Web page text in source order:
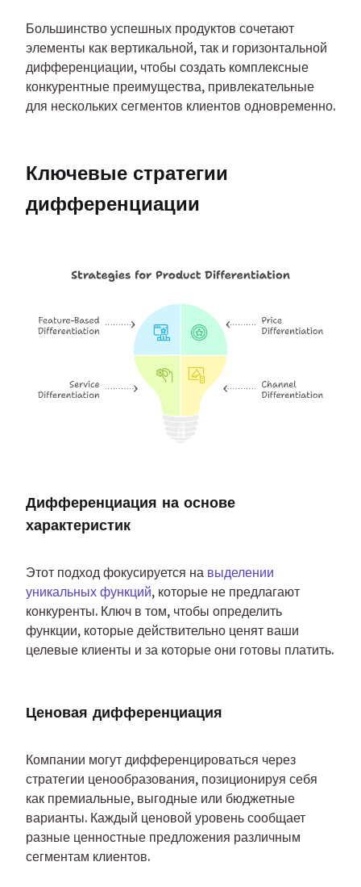
Большинство успешных продуктов сочетают
элементы как вертикальной, так и горизонтальной
дифференциации, чтобы создать комплексные
конкурентные преимущества, привлекательные
для нескольких сегментов клиентов одновременно.
Ключевые стратегии
дифференциации
Дифференциация на основе
характеристик
Этот подход фокусируется на выделении
уникальных функций, которые не предлагают
конкуренты. Ключ в том, чтобы определить
функции, которые действительно ценят ваши
целевые клиенты и за которые они готовы платить.
Ценовая дифференциация
Компании могут дифференцироваться через
стратегии ценообразования, позиционируя себя
как премиальные, выгодные или бюджетные
варианты. Каждый ценовой уровень сообщает
разные ценностные предложения различным
сегментам клиентов.